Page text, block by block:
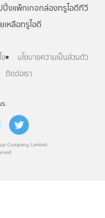
Company Limited.
ปิ้งแพ็กเกจกล่องทรูไอดีทีวี
เหลือทรูไอดี
นโยบายความเป็นส่วนตัว
ติดต่อเรา